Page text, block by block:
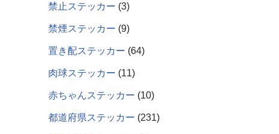
禁止ステッカー 3
禁煙ステッカー 9
置き配ステッカー 64
肉球ステッカー 11
赤ちゃんステッカー 10
都道府県ステッカー 231